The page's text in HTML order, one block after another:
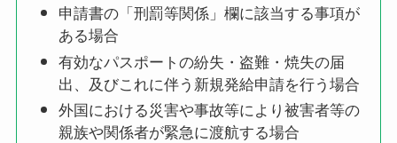
申請書の「刑罰等関係」欄に該当する事項が
ある場合
有効なパスポートの紛失・盗難・焼失の届
出、及びこれに伴う新規発給申請を行う場合
外国における災害や事故等により被害者等の
親族や関係者が緊急に渡航する場合